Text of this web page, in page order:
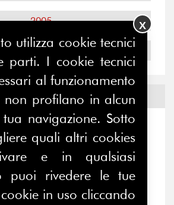
2005
2004
Notizie edEventi
Eventi
della pausa estiva,
di...
utilizza cookie tecnici
parti. I cookie tecnici
al funzionamento
non profilano in alcun
navigazione. Sotto
quali altri cookies
e in qualsiasi
puoi rivedere le tue
in uso cliccando
X